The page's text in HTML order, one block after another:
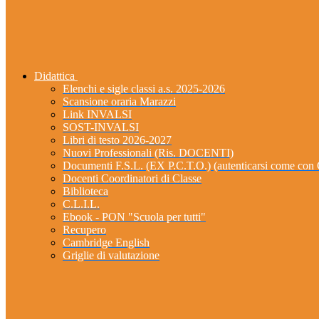
Didattica
Elenchi e sigle classi a.s. 2025-2026
Scansione oraria Marazzi
Link INVALSI
SOST-INVALSI
Libri di testo 2026-2027
Nuovi Professionali (Ris. DOCENTI)
Documenti F.S.L. (EX P.C.T.O.) (autenticarsi come
Docenti Coordinatori di Classe
Biblioteca
C.L.I.L.
Ebook - PON "Scuola per tutti"
Recupero
Cambridge English
Griglie di valutazione